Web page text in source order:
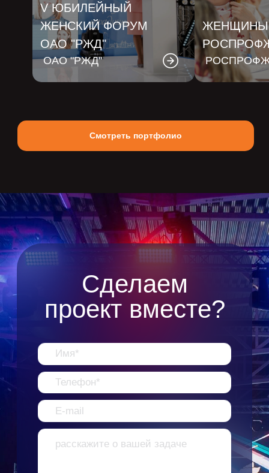
V ЮБИЛЕЙНЫЙ
ЖЕНСКИЙ ФОРУМ
ОАО "РЖД"
ОАО "РЖД"
ЖЕНЩИНЫ
Смотреть портфолио